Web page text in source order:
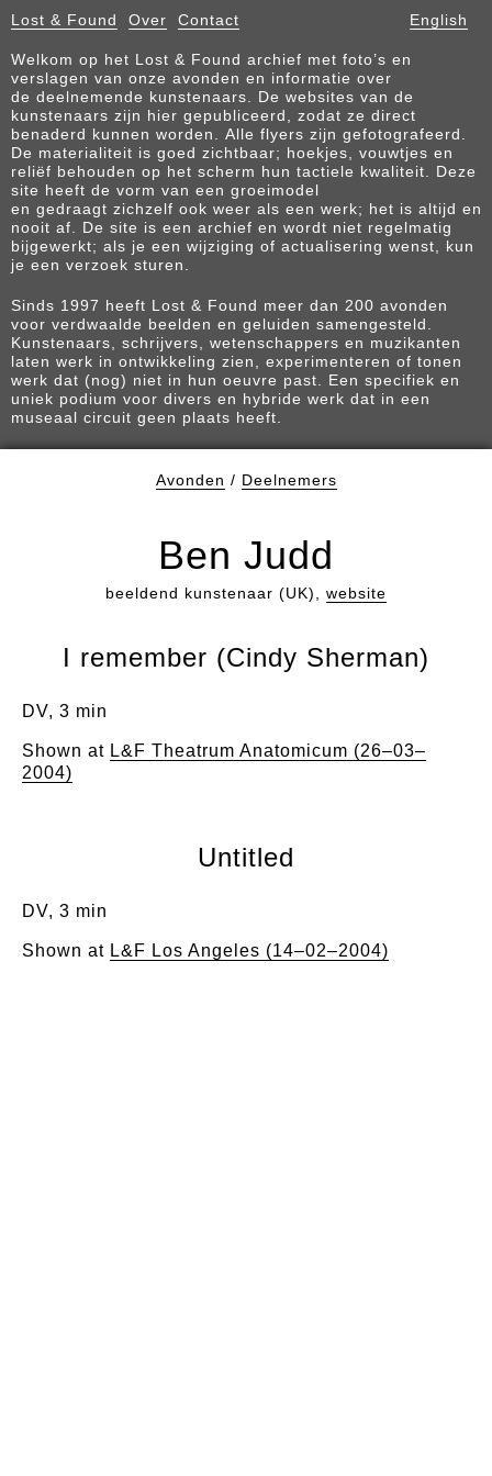
Lost & Found Over Contact English
Welkom op het Lost & Found archief met foto’s en
verslagen van onze avonden en informatie over
de deelnemende kunstenaars. De websites van de
kunstenaars zijn hier gepubliceerd, zodat ze direct
benaderd kunnen worden. Alle flyers zijn gefotografeerd.
De materialiteit is goed zichtbaar; hoekjes, vouwtjes en
reliëf behouden op het scherm hun tactiele kwaliteit. Deze
site heeft de vorm van een groeimodel
en gedraagt zichzelf ook weer als een werk; het is altijd en
nooit af. De site is een archief en wordt niet regelmatig
bijgewerkt; als je een wijziging of actualisering wenst, kun
je een verzoek sturen.
Sinds 1997 heeft Lost & Found meer dan 200 avonden
voor verdwaalde beelden en geluiden samengesteld.
Kunstenaars, schrijvers, wetenschappers en muzikanten
laten werk in ontwikkeling zien, experimenteren of tonen
werk dat (nog) niet in hun oeuvre past. Een specifiek en
uniek podium voor divers en hybride werk dat in een
museaal circuit geen plaats heeft.
Avonden / Deelnemers
Ben Judd
beeldend kunstenaar (UK), website
I remember (Cindy Sherman)
DV, 3 min
Shown at L&F Theatrum Anatomicum (26–03–
2004)
Untitled
DV, 3 min
Shown at L&F Los Angeles (14–02–2004)